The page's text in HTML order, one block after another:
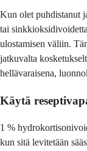
Kun olet puhdistanut
tai
ulostamisen väliin.
jatkuvalta
hellävaraisena,
Käytä
1 %
kun sitä levitetään